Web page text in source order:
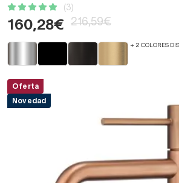
(3)
160,28€ 216,59€
+ 2 COLORES
Oferta
Novedad